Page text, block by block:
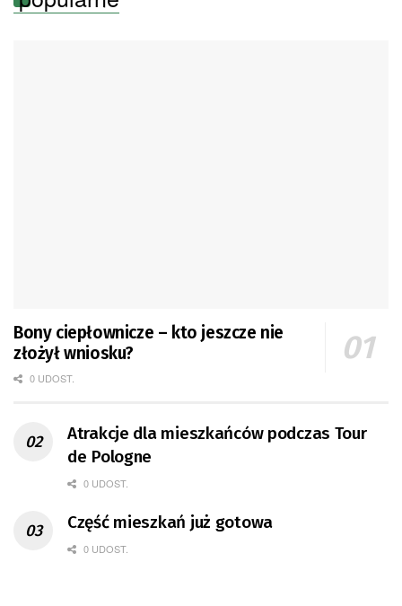
Bony ciepłownicze – kto jeszcze nie
złożył wniosku?
0 UDOST.
Atrakcje dla mieszkańców podczas Tour
de Pologne
0 UDOST.
Część mieszkań już gotowa
0 UDOST.